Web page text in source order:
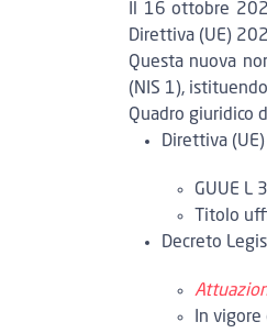
Il 16 ottobre
Direttiva (UE)
Questa nuova
(NIS 1),
Quadro giuridico
Direttiva
GUUE L
Titolo
Decreto
In vigore